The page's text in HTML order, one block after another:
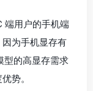
端用户的手机端
为手机显存有
型的高显存需求
势。